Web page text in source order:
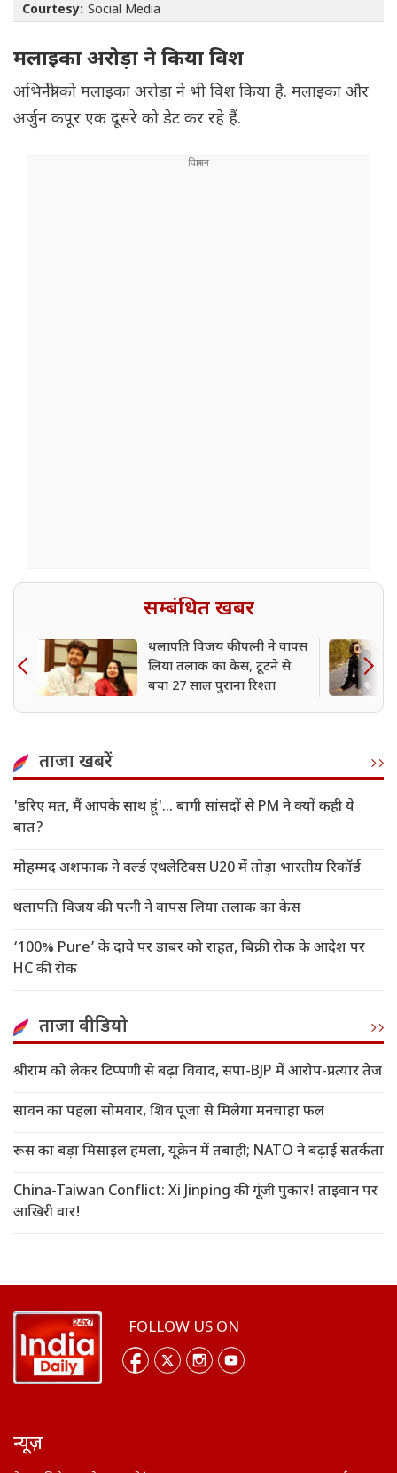
Courtesy: Social Media
मलाइका अरोड़ा ने किया विश
अभिनेत्री को मलाइका अरोड़ा ने भी विश किया है. मलाइका और
अर्जुन कपूर एक दूसरे को डेट कर रहे हैं.
सम्बंधित खबर
थलापति विजय की पत्नी ने वापस
लिया तलाक का केस, टूटने से
बचा 27 साल पुराना रिश्ता
ताजा खबरें
'डरिए मत, मैं आपके साथ हूं'... बागी सांसदों से PM ने क्यों कही ये
बात?
मोहम्मद अशफाक ने वर्ल्ड एथलेटिक्स U20 में तोड़ा भारतीय रिकॉर्ड
थलापति विजय की पत्नी ने वापस लिया तलाक का केस
‘100% Pure’ के दावे पर डाबर को राहत, बिक्री रोक के आदेश पर
HC की रोक
ताजा वीडियो
श्रीराम को लेकर टिप्पणी से बढ़ा विवाद, सपा-BJP में आरोप-प्रत्यार तेज
सावन का पहला सोमवार, शिव पूजा से मिलेगा मनचाहा फल
रूस का बड़ा मिसाइल हमला, यूक्रेन में तबाही; NATO ने बढ़ाई सतर्कता
China-Taiwan Conflict: Xi Jinping की गूंजी पुकार! ताइवान पर
आखिरी वार!
FOLLOW US ON
न्यूज़